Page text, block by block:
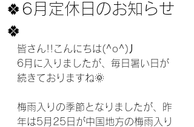
🍀6月定休日のお知らせ
🍀
皆さん!!こんにちは(^o^)丿
6月に入りましたが、毎日暑い日が
続きておりますね🌞
梅雨入りの季節となりましたが、昨
年は5月25日が中国地方の梅雨入り